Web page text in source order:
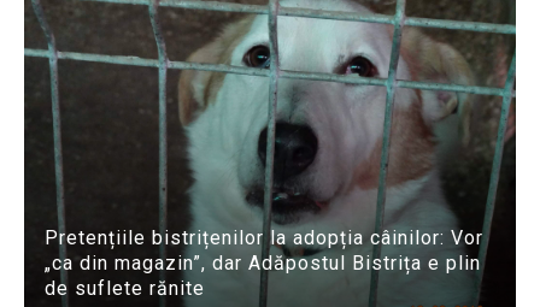
Pretențiile bistrițenilor la adopția câinilor: Vor
„ca din magazin”, dar Adăpostul Bistrița e plin
de suflete rănite